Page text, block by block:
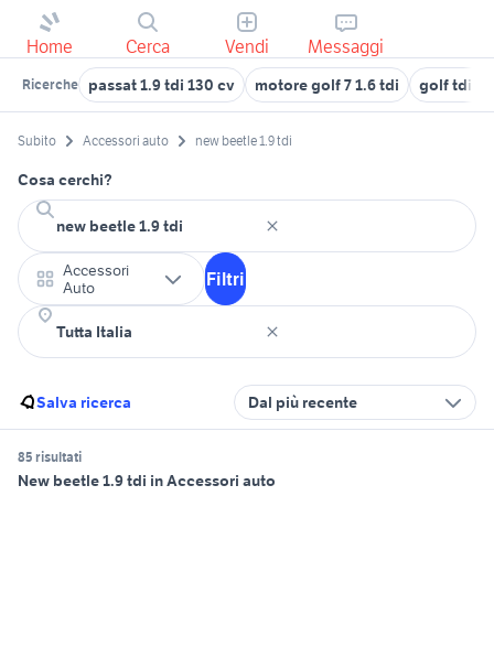
Home Cerca Vendi Messaggi
Ricerche passat 1.9 tdi 130 cv motore golf 7 1.6 tdi golf tdi
Subito Accessori auto new beetle 1.9 tdi
Cosa cerchi?
Accessori
Auto
Filtri
Salva ricerca Dal più recente
85 risultati
New beetle 1.9 tdi in Accessori auto